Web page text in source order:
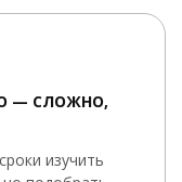
— СЛОЖНО,
изучить